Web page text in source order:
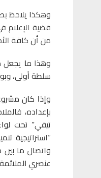
وهكذا يلاحظ
قضية
من أن كافة
وهذا ما يجعل
سلطة أولى،
تيفي” تحت
“استراتيجية
واتصال ما بين
عنصري